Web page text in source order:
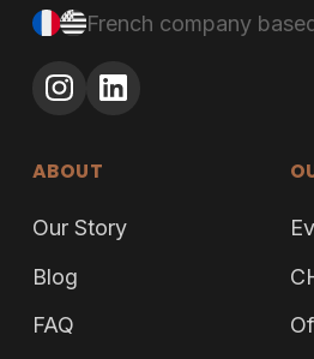
French company
ABOUT
Our Story
Blog
FAQ